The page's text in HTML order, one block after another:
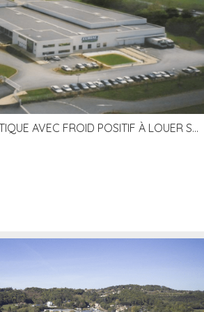
PLATEFORME LOGISTIQUE AVEC FROID POSITIF À LOUER SECTEUR NIORT (79)